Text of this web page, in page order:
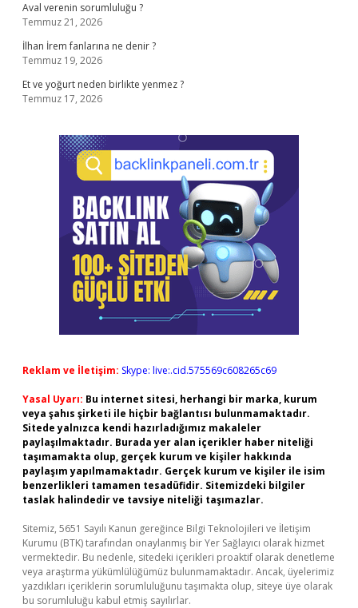
Aval verenin sorumluluğu ?
Temmuz 21, 2026
İlhan İrem fanlarına ne denir ?
Temmuz 19, 2026
Et ve yoğurt neden birlikte yenmez ?
Temmuz 17, 2026
Reklam ve İletişim: Skype: live:.cid.575569c608265c69
Yasal Uyarı: Bu internet sitesi, herhangi bir marka, kurum
veya şahıs şirketi ile hiçbir bağlantısı bulunmamaktadır.
Sitede yalnızca kendi hazırladığımız makaleler
paylaşılmaktadır. Burada yer alan içerikler haber niteliği
taşımamakta olup, gerçek kurum ve kişiler hakkında
paylaşım yapılmamaktadır. Gerçek kurum ve kişiler ile isim
benzerlikleri tamamen tesadüfidir. Sitemizdeki bilgiler
taslak halindedir ve tavsiye niteliği taşımazlar.
Sitemiz, 5651 Sayılı Kanun gereğince Bilgi Teknolojileri ve İletişim
Kurumu (BTK) tarafından onaylanmış bir Yer Sağlayıcı olarak hizmet
vermektedir. Bu nedenle, sitedeki içerikleri proaktif olarak denetleme
veya araştırma yükümlülüğümüz bulunmamaktadır. Ancak, üyelerimiz
yazdıkları içeriklerin sorumluluğunu taşımakta olup, siteye üye olarak
bu sorumluluğu kabul etmiş sayılırlar.